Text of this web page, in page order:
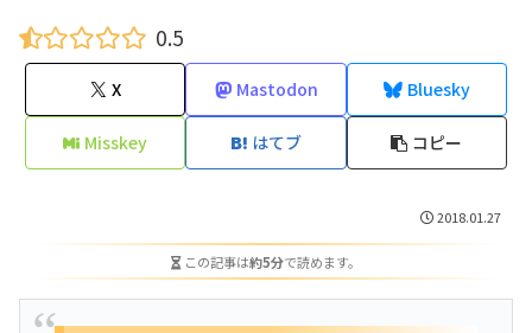
0.5
X Mastodon Bluesky
Misskey はてブ コピー
2018.01.27
この記事は約5分で読めます。